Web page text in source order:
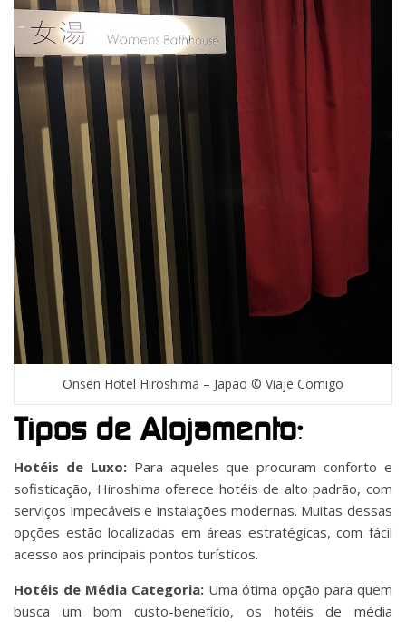
Onsen Hotel Hiroshima – Japao © Viaje Comigo
Tipos de Alojamento:
Hotéis de Luxo:Para aqueles que procuram conforto e
sofisticação, Hiroshima oferece hotéis de alto padrão, com
serviços impecáveis e instalações modernas. Muitas dessas
opções estão localizadas em áreas estratégicas, com fácil
acesso aos principais pontos turísticos.
Hotéis de Média Categoria: Uma ótima opção para quem
busca um bom custo-benefício, os hotéis de média